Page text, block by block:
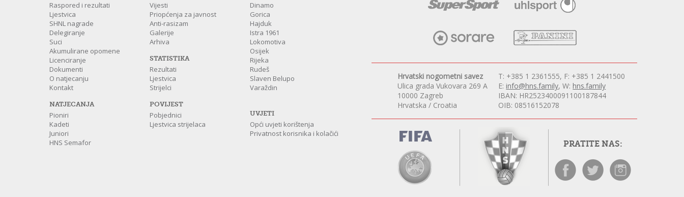
Raspored i rezultati
Ljestvica
SHNL nagrade
Delegiranje
Suci
Akumulirane opomene
Licenciranje
Dokumenti
O natjecanju
Kontakt
NATJECANJA
Pioniri
Kadeti
Juniori
HNS Semafor
Vijesti
Priopćenja za javnost
Anti-rasizam
Galerije
Arhiva
STATISTIKA
Rezultati
Ljestvica
Strijelci
POVIJEST
Pobjednici
Ljestvica strijelaca
Dinamo
Gorica
Hajduk
Istra 1961
Lokomotiva
Osijek
Rijeka
Rudeš
Slaven Belupo
Varaždin
UVJETI
Opći uvjeti korištenja
Privatnost korisnika i kolačići
Hrvatski nogometni savez
Ulica grada Vukovara 269 A
10000 Zagreb
Hrvatska / Croatia
T: +385 1 2361555, F: +385 1 2441500
E: info@hns.family, W: hns.family
IBAN: HR2523400091100187844
OIB: 08516152078
PRATITE NAS: